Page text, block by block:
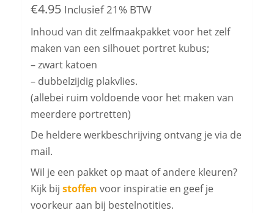
€4.95 Inclusief 21% BTW
Inhoud van dit zelfmaakpakket voor het zelf
maken van een silhouet portret kubus;
– zwart katoen
– dubbelzijdig plakvlies.
(allebei ruim voldoende voor het maken van
meerdere portretten)
De heldere werkbeschrijving ontvang je via de
mail.
Wil je een pakket op maat of andere kleuren?
Kijk bij stoffen voor inspiratie en geef je
voorkeur aan bij bestelnotities.